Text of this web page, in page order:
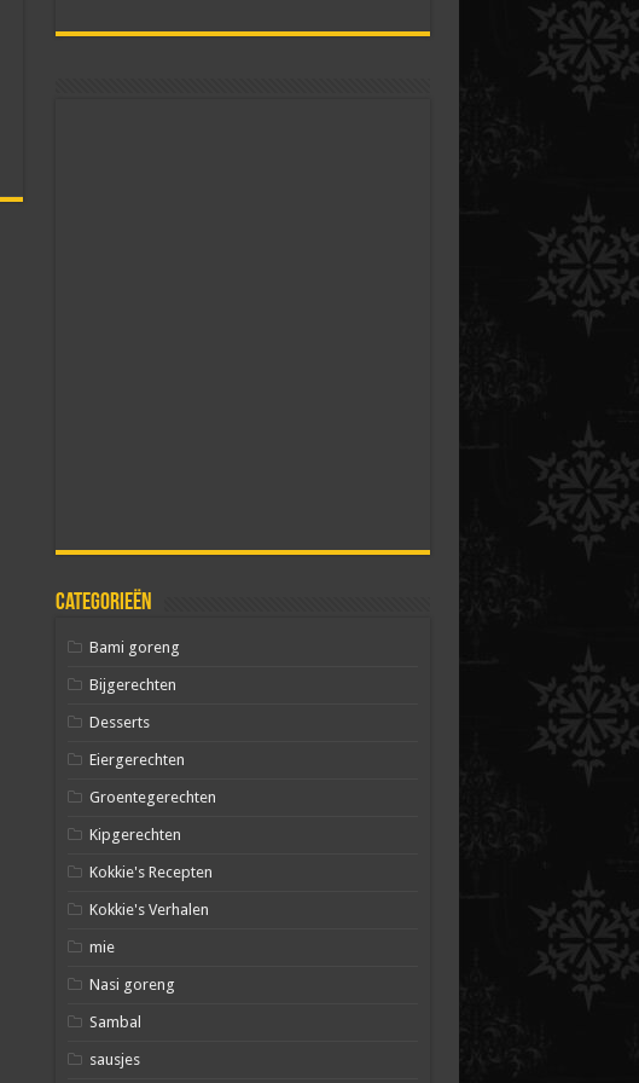
Categorieën
Bami goreng
Bijgerechten
Desserts
Eiergerechten
Groentegerechten
Kipgerechten
Kokkie's Recepten
Kokkie's Verhalen
mie
Nasi goreng
Sambal
sausjes